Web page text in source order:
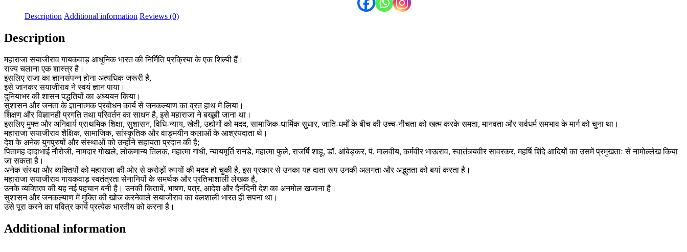
Description Additional information Reviews (0)
Description
महाराजा सयाजीराव गायकवाड़ आधुनिक भारत की निर्मिति प्रक्रिया के एक शिल्पी हैं।
राज्य चलाना एक शास्त्र है।
इसलिए राजा का ज्ञानसंपन्न होना अत्यधिक जरूरी है,
इसे जानकर सयाजीराव ने स्वयं ज्ञान पाया।
दुनियाभर की शासन पद्धतियों का अध्ययन किया।
सुशासन और जनता के ज्ञानात्मक प्रबोधन कार्य से जनकल्याण का व्रत हाथ में लिया।
शिक्षण और विज्ञानही प्रगति तथा परिवर्तन का साधन है, इसे महाराजा ने बखूबी जाना था।
इसलिए मुफ्त और अनिवार्य प्राथमिक शिक्षा, सुशासन, विधि-न्याय, खेती, उद्योगों को मदद, सामाजिक-धार्मिक सुधार, जाति-धर्मों के बीच की उच्च-नीचता को खत्म करके समता, मानवता और सर्वधर्म समभाव के मार्ग को चुना था।
महाराजा सयाजीराव शैक्षिक, सामाजिक, सांस्कृतिक और वाङ्मयीन कलाओं के आश्रयदाता थे।
देश के अनेक युगपुरुषों और संस्थाओं को उन्होंने सहायता प्रदान की है;
पितामह दादाभाई नौरोजी, नामदार गोखले, लोकमान्य तिलक, महात्मा गांधी, न्यायमूर्ति रानडे, महात्मा फुले, राजर्षि शाहू, डॉ. आंबेड़कर, पं. मालवीय, कर्मवीर भाऊराव, स्वातंत्र्यवीर सावरकर, महर्षि शिंदे आदियों का उसमें प्रमुखताः से नामोल्लेख किया
जा सकता है।
अनेक संस्था और व्यक्तियों को महाराजा की ओर से करोड़ों रुपयों की मदद हो चुकी है, इस प्रकार से उनका यह दाता रूप उनकी अलगता और अद्भुतता को बयां करता है।
महाराजा सयाजीराव गायकवाड़ स्वतंत्रता सेनानियों के समर्थक और प्रतिभाशाली लेखक है,
उनके व्यक्तित्व की यह नई पहचान बनी है। उनकी किताबें, भाषण, पत्र, आदेश और दैनंदिनी देश का अनमोल खजाना है।
सुशासन और जनकल्याण में मुक्ति की खोज करनेवाले सयाजीराव का बलशाली भारत ही सपना था।
उसे पूरा करने का पवित्र कार्य प्रत्येक भारतीय को करना है।
Additional information